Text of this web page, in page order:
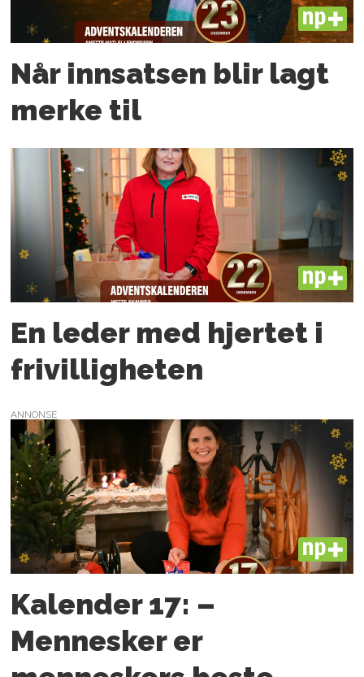
PLUS
Når innsatsen blir lagt
merke til
PLUS
En leder med hjertet i
frivilligheten
ANNONSE
PLUS
Kalender 17: –
Mennesker er